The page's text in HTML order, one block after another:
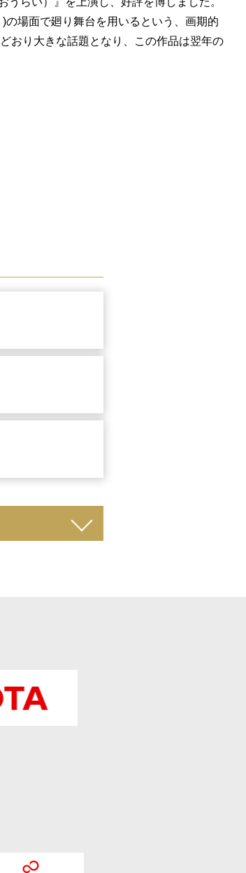
場面で廻り舞台を用いるという、画期的
おり大きな話題となり、この作品は翌年の